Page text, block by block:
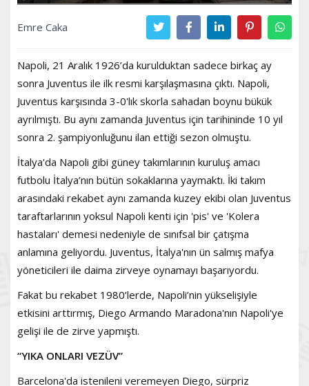
Emre Caka
Napoli, 21 Aralık 1926’da kurulduktan sadece birkaç ay
sonra Juventus ile ilk resmi karşılaşmasına çıktı. Napoli,
Juventus karşısında 3-0'lık skorla sahadan boynu bükük
ayrılmıştı. Bu aynı zamanda Juventus için tarihininde 10 yıl
sonra 2. şampiyonluğunu ilan ettiği sezon olmuştu.
İtalya'da Napoli gibi güney takımlarının kuruluş amacı
futbolu İtalya’nın bütün sokaklarına yaymaktı. İki takım
arasındaki rekabet aynı zamanda kuzey ekibi olan Juventus
taraftarlarının yoksul Napoli kenti için 'pis' ve 'Kolera
hastaları' demesi nedeniyle de sınıfsal bir çatışma
anlamına geliyordu. Juventus, İtalya'nın ün salmış mafya
yöneticileri ile daima zirveye oynamayı başarıyordu.
Fakat bu rekabet 1980’lerde, Napoli’nin yükselişiyle
etkisini arttırmış, Diego Armando Maradona'nın Napoli'ye
gelişi ile de zirve yapmıştı.
“YIKA ONLARI VEZÜV”
Barcelona'da istenileni veremeyen Diego, sürpriz